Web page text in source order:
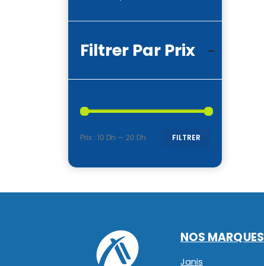
Filtrer Par Prix
FILTRER
Prix : 10 Dh — 20 Dh
NOS MARQUES
Janis